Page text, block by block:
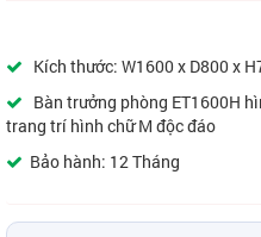
Kích thước: W1600 x D800 x
Bàn trưởng phòng ET1600H
trang trí hình chữ M độc đáo
Bảo hành: 12 Tháng